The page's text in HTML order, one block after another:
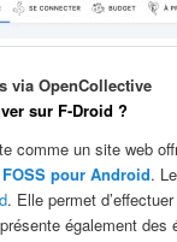
via OpenCollective
sur F-Droid ?
comme un site web
pour Android.
. Elle permet
également des